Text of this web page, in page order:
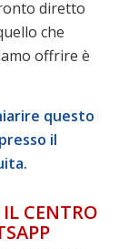
diretto
che
offrire è
questo
il
CENTRO